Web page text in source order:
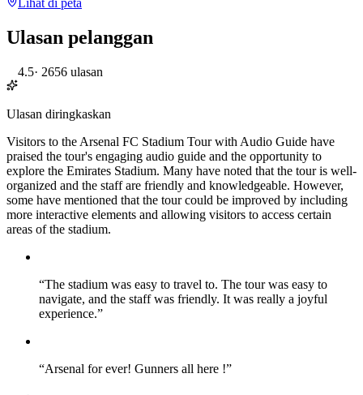
Ulasan pelanggan
4.5· 2656 ulasan
Ulasan diringkaskan
Visitors to the Arsenal FC Stadium Tour with Audio Guide have
praised the tour's engaging audio guide and the opportunity to
explore the Emirates Stadium. Many have noted that the tour is well-
organized and the staff are friendly and knowledgeable. However,
some have mentioned that the tour could be improved by including
more interactive elements and allowing visitors to access certain
areas of the stadium.
“The stadium was easy to travel to. The tour was easy to
navigate, and the staff was friendly. It was really a joyful
experience.”
“Arsenal for ever! Gunners all here !”